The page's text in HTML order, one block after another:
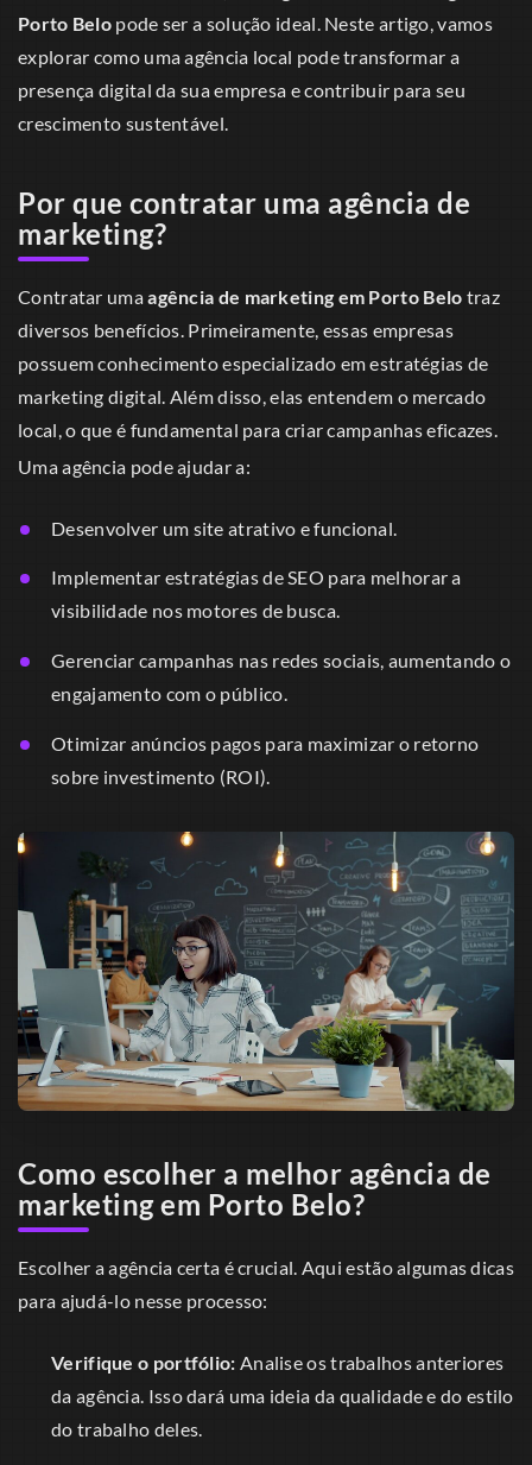
Porto Belo pode ser a solução ideal. Neste artigo, vamos
explorar como uma agência local pode transformar a
presença digital da sua empresa e contribuir para seu
crescimento sustentável.
Por que contratar uma agência de
marketing?
Contratar umaagência de marketing em Porto Belo traz
diversos benefícios. Primeiramente, essas empresas
possuem conhecimento especializado em estratégias de
marketing digital. Além disso, elas entendem o mercado
local, o que é fundamental para criar campanhas eficazes.
Uma agência pode ajudar a:
Desenvolver um site atrativo e funcional.
Implementar estratégias de SEO para melhorar a
visibilidade nos motores de busca.
Gerenciar campanhas nas redes sociais, aumentando o
engajamento com o público.
Otimizar anúncios pagos para maximizar o retorno
sobre investimento (ROI).
Como escolher a melhor agência de
marketing em Porto Belo?
Escolher a agência certa é crucial. Aqui estão algumas dicas
para ajudá-lo nesse processo:
Verifique o portfólio: Analise os trabalhos anteriores
da agência. Isso dará uma ideia da qualidade e do estilo
do trabalho deles.